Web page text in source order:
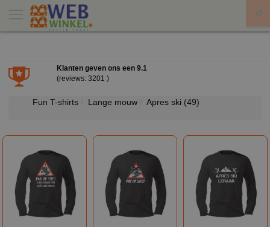
Klanten geven ons een 9.1
(reviews: 3201 )
Fun T-shirts Lange mouw Apres ski (49)